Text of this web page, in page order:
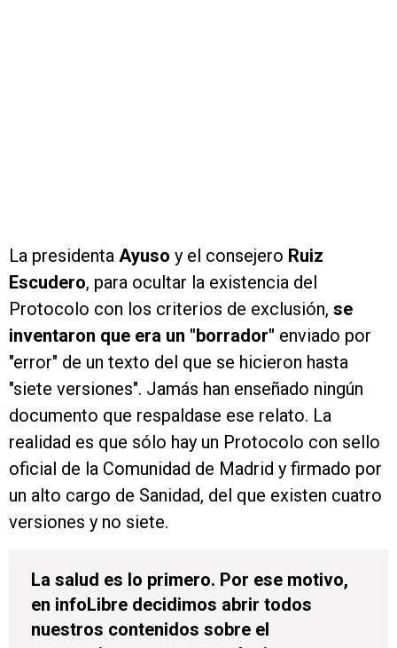
La presidenta Ayuso y el consejero Ruiz
Escudero, para ocultar la existencia del
Protocolo con los criterios de exclusión, se
inventaron que era un "borrador" enviado por
"error" de un texto del que se hicieron hasta
"siete versiones". Jamás han enseñado ningún
documento que respaldase ese relato. La
realidad es que sólo hay un Protocolo con sello
oficial de la Comunidad de Madrid y firmado por
un alto cargo de Sanidad, del que existen cuatro
versiones y no siete.
La salud es lo primero. Por ese motivo,
en infoLibre decidimos abrir todos
nuestros contenidos sobre el